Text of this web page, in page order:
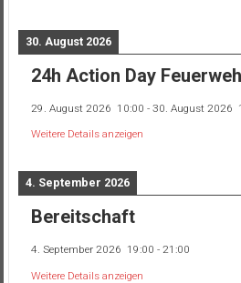
30. August 2026
24h Action Day
29. August 2026 10:00 - 30. August 2026
Weitere Details anzeigen
4. September 2026
Bereitschaft
4. September 2026 19:00 - 21:00
Weitere Details anzeigen